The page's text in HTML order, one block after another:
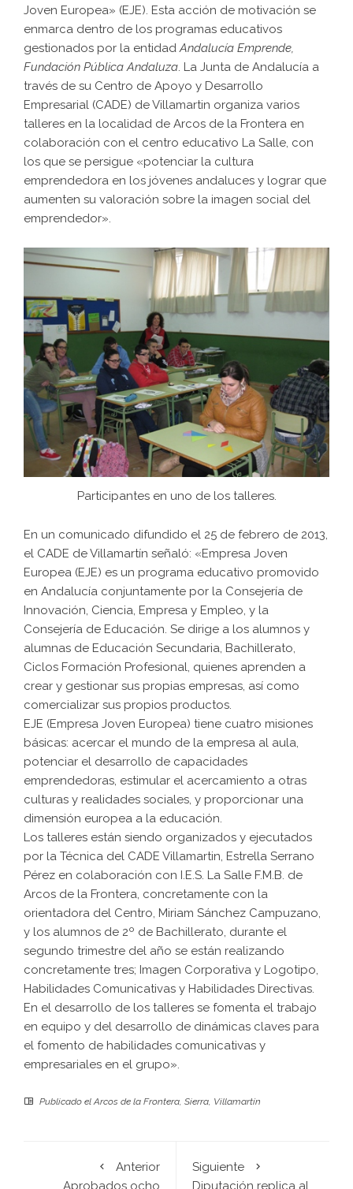
Joven Europea» (EJE). Esta acción de motivación se
enmarca dentro de los programas educativos
gestionados por la entidadAndalucía Emprende,
Fundación Pública Andaluza. La Junta de Andalucía a
través de su Centro de Apoyo y Desarrollo
Empresarial (CADE) de Villamartin organiza varios
talleres en la localidad de Arcos de la Frontera en
colaboración con el centro educativo La Salle, con
los que se persigue «potenciar la cultura
emprendedora en los jóvenes andaluces y lograr que
aumenten su valoración sobre la imagen social del
emprendedor».
Participantes en uno de los talleres.
En un comunicado difundido el 25 de febrero de 2013,
el CADE de Villamartín señaló: «Empresa Joven
Europea (EJE) es un programa educativo promovido
en Andalucía conjuntamente por la Consejería de
Innovación, Ciencia, Empresa y Empleo, y la
Consejería de Educación. Se dirige a los alumnos y
alumnas de Educación Secundaria, Bachillerato,
Ciclos Formación Profesional, quienes aprenden a
crear y gestionar sus propias empresas, así como
comercializar sus propios productos.
EJE (Empresa Joven Europea) tiene cuatro misiones
básicas: acercar el mundo de la empresa al aula,
potenciar el desarrollo de capacidades
emprendedoras, estimular el acercamiento a otras
culturas y realidades sociales, y proporcionar una
dimensión europea a la educación.
Los talleres están siendo organizados y ejecutados
por la Técnica del CADE Villamartin, Estrella Serrano
Pérez en colaboración con I.E.S. La Salle F.M.B. de
Arcos de la Frontera, concretamente con la
orientadora del Centro, Miriam Sánchez Campuzano,
y los alumnos de 2º de Bachillerato, durante el
segundo trimestre del año se están realizando
concretamente tres; Imagen Corporativa y Logotipo,
Habilidades Comunicativas y Habilidades Directivas.
En el desarrollo de los talleres se fomenta el trabajo
en equipo y del desarrollo de dinámicas claves para
el fomento de habilidades comunicativas y
empresariales en el grupo».
Publicado elArcos de la Frontera, Sierra, Villamartín
Anterior
Siguiente